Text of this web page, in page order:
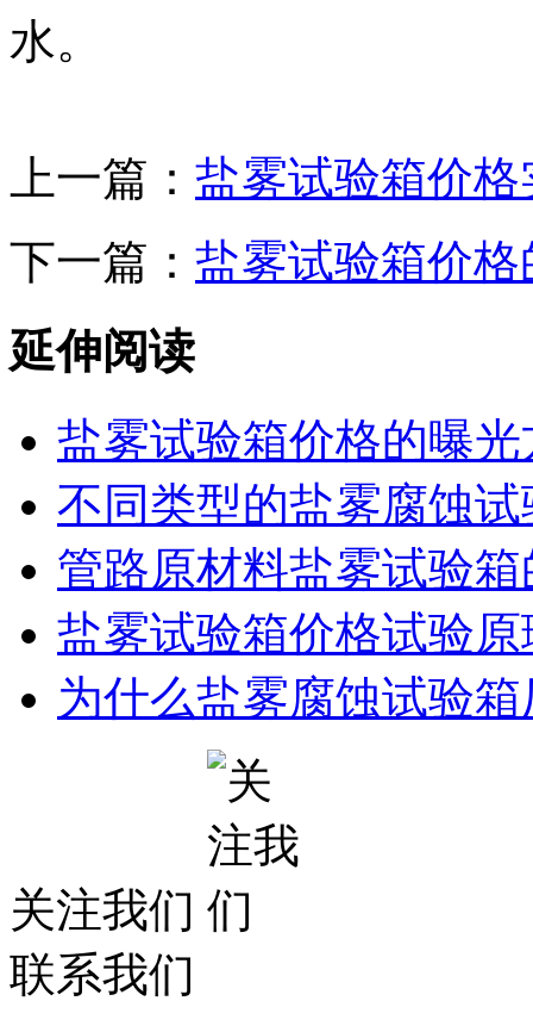
水。
上一篇： 盐雾试验箱价
下一篇： 盐雾试验箱价
延伸阅读
盐雾试验箱价格的曝光
不同类型的盐雾腐蚀试
管路原材料盐雾试验箱
盐雾试验箱价格试验原
为什么盐雾腐蚀试验箱
关注我们
联系我们